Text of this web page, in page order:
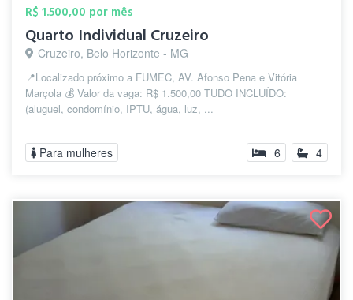
R$ 1.500,00 por mês
Quarto Individual Cruzeiro
Cruzeiro, Belo Horizonte - MG
📍Localizado próximo a FUMEC, AV. Afonso Pena e Vitória
Marçola 💰 Valor da vaga: R$ 1.500,00 TUDO INCLUÍDO:
(aluguel, condomínio, IPTU, água, luz, ...
Para mulheres 6 4